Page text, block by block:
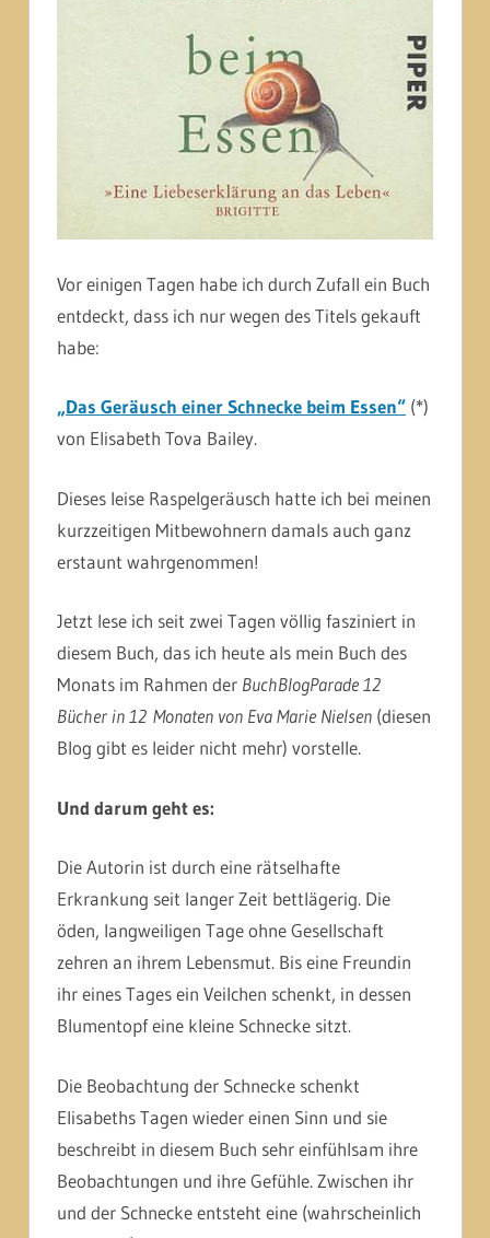
Vor einigen Tagen habe ich durch Zufall ein Buch
entdeckt, dass ich nur wegen des Titels gekauft
habe:
„Das Geräusch einer Schnecke beim Essen“ (*)
von Elisabeth Tova Bailey.
Dieses leise Raspelgeräusch hatte ich bei meinen
kurzzeitigen Mitbewohnern damals auch ganz
erstaunt wahrgenommen!
Jetzt lese ich seit zwei Tagen völlig fasziniert in
diesem Buch, das ich heute als mein Buch des
Monats im Rahmen der BuchBlogParade 12
Bücher in 12 Monaten von Eva Marie Nielsen (diesen
Blog gibt es leider nicht mehr) vorstelle.
Und darum geht es:
Die Autorin ist durch eine rätselhafte
Erkrankung seit langer Zeit bettlägerig. Die
öden, langweiligen Tage ohne Gesellschaft
zehren an ihrem Lebensmut. Bis eine Freundin
ihr eines Tages ein Veilchen schenkt, in dessen
Blumentopf eine kleine Schnecke sitzt.
Die Beobachtung der Schnecke schenkt
Elisabeths Tagen wieder einen Sinn und sie
beschreibt in diesem Buch sehr einfühlsam ihre
Beobachtungen und ihre Gefühle. Zwischen ihr
und der Schnecke entsteht eine (wahrscheinlich